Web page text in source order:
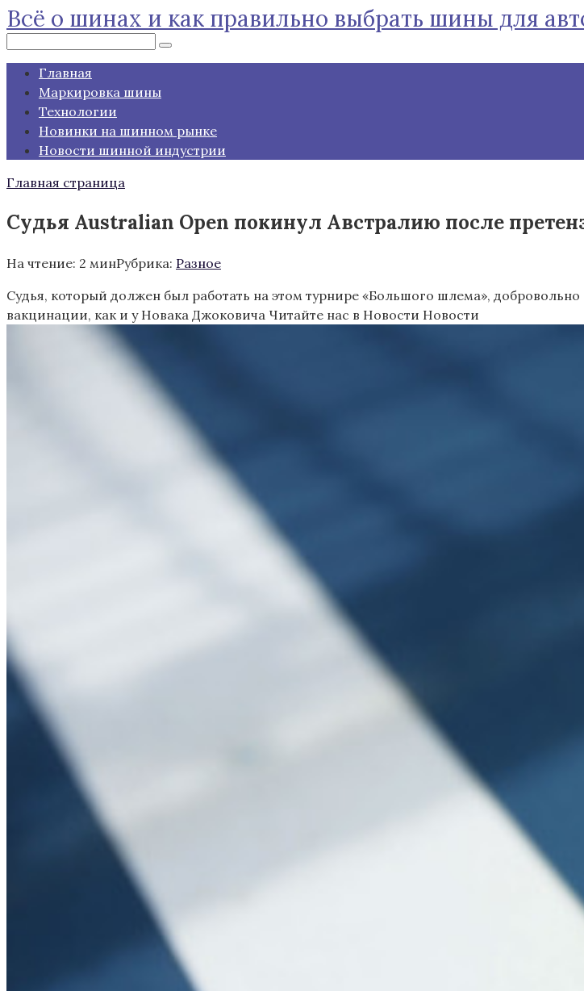
Перейти
к
контенту
Всё о шинах и как правильно выбрать шины для
Главная
Маркировка шины
Технологии
Новинки на шинном рынке
Новости шинной индустрии
Главная страница
Судья Australian Open покинул Австралию после
На чтение: 2 минРубрика: Разное
Судья, который должен был работать на этом турнире «Большого шлема»,
вакцинации, как и у Новака Джоковича Читайте нас в Новости Новости